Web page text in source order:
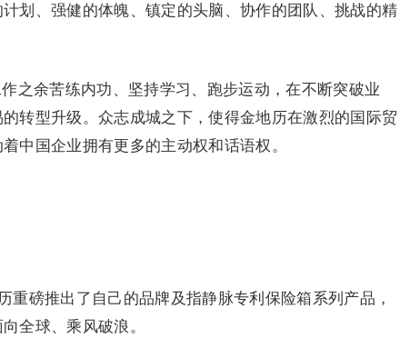
划、强健的体魄、镇定的头脑、协作的团队、挑战的精
之余苦练内功、坚持学习 、跑步运动，在不断突破业
转型升级。众志成城之下，使得金地历在激烈的国际贸
中国企业拥有更多的主动权和话语权。
重磅推出了自己的品牌及指静脉专利保险箱系列产品，
全球、乘风破浪。